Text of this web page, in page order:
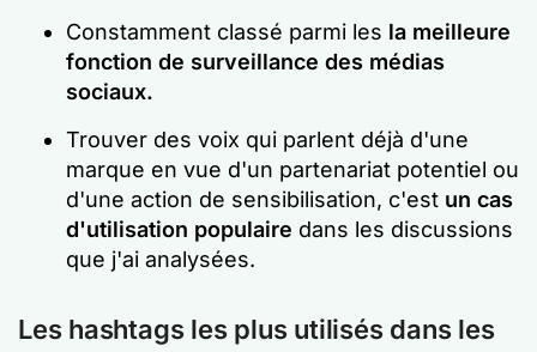
Constamment classé parmi les la meilleure
fonction de surveillance des médias
sociaux.
Trouver des voix qui parlent déjà d'une
marque en vue d'un partenariat potentiel ou
d'une action de sensibilisation, c'est un cas
d'utilisation populaire dans les discussions
que j'ai analysées.
Les hashtags les plus utilisés dans les